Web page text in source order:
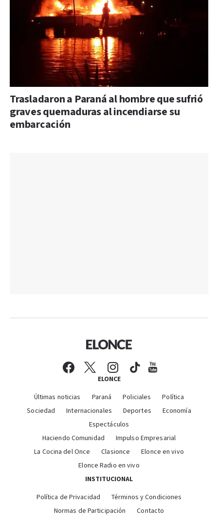
Trasladaron a Paraná al hombre que sufrió
graves quemaduras al incendiarse su
embarcación
ELONCE
Últimas noticias Paraná Policiales
Política
Sociedad
Internacionales Deportes
Economía
Espectáculos
Haciendo Comunidad
Impulso Empresarial
La Cocina del Once
Clasionce
Elonce en vivo
Elonce Radio en vivo
INSTITUCIONAL
Política de Privacidad
Términos y Condiciones
Normas de Participación
Contacto